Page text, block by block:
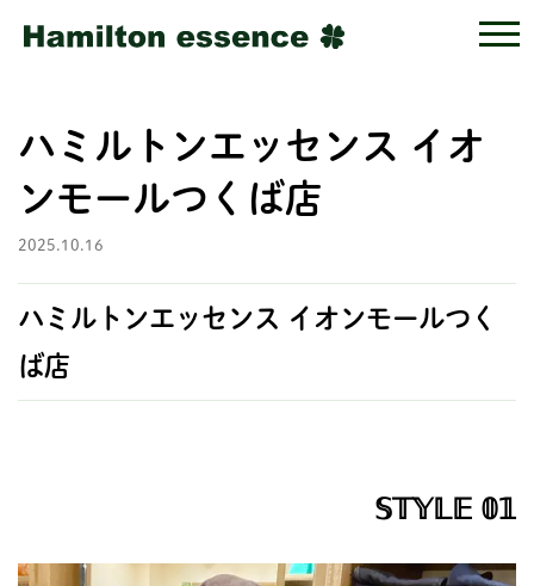
ハミルトンエッセンス イオ
ンモールつくば店
2025.10.16
ハミルトンエッセンス イオンモールつく
ば店
𝕊𝕋𝕐𝕃𝔼 𝟘𝟙